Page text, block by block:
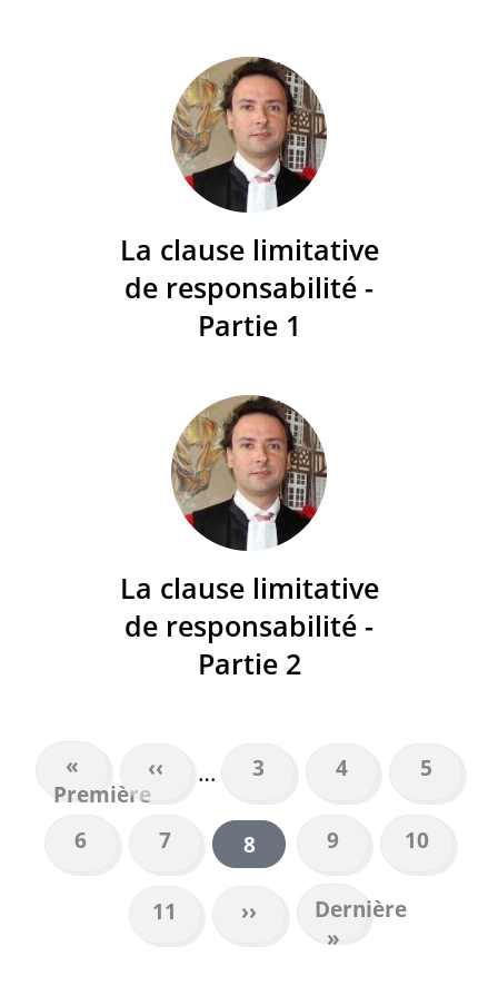
La clause limitative
de responsabilité -
Partie 1
La clause limitative
de responsabilité -
Partie 2
PAGINATION
Première
page
«
Première
Page
précédente
‹‹ … Page
3 Page
4 Page
5
Page
6 Page
7
Page
courante
8 Page
9 Page
10
Page
11
Page
suivante
››
Dernière
page
Dernière
»